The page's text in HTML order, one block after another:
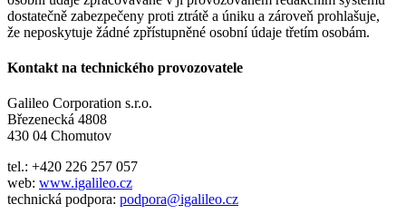
dostatečně zabezpečeny proti ztrátě a úniku a zároveň prohlašuje,
že neposkytuje žádné zpřístupněné osobní údaje třetím osobám.
Kontakt na technického provozovatele
Galileo Corporation s.r.o.
Březenecká 4808
430 04 Chomutov
tel.: +420 226 257 057
web: www.igalileo.cz
technická podpora: podpora@igalileo.cz